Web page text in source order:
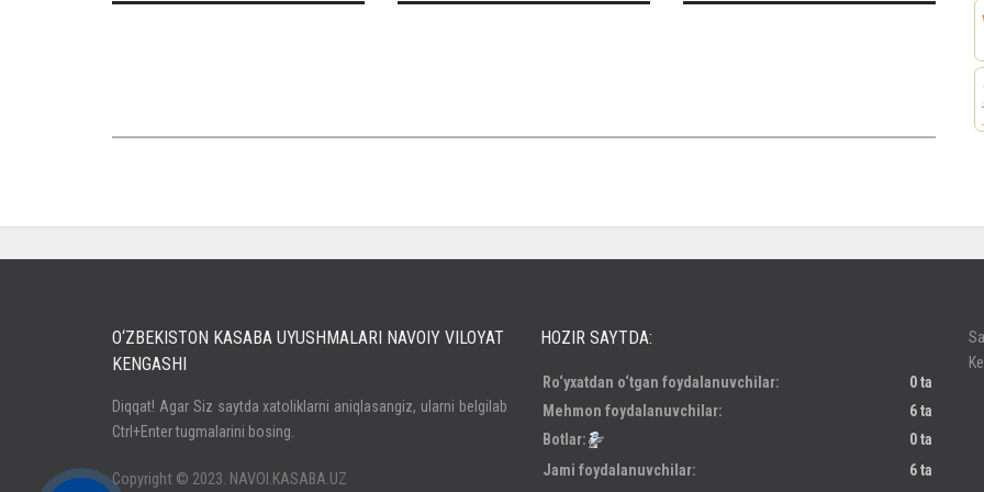
Кириш
Регистрация
Паролни унутдингизми?
O‘ZBEKISTON KASABA UYUSHMALARI NAVOIY VILOYAT
KENGASHI
Diqqat! Agar Siz saytda xatoliklarni aniqlasangiz, ularni belgilab
Ctrl+Enter tugmalarini bosing.
Copyright © 2023. NAVOI.KASABA.UZ
HOZIR SAYTDA:
Ro‘yxatdan o‘tgan foydalanuvchilar:
0 ta
Mehmon foydalanuvchilar:
6 ta
Botlar:
0 ta
Jami foydalanuvchilar:
6 ta